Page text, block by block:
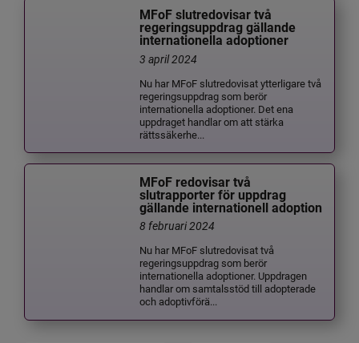
MFoF slutredovisar två
regeringsuppdrag gällande
internationella adoptioner
3 april 2024
Nu har MFoF slutredovisat ytterligare två
regeringsuppdrag som berör
internationella adoptioner. Det ena
uppdraget handlar om att stärka
rättssäkerhe...
MFoF redovisar två
slutrapporter för uppdrag
gällande internationell adoption
8 februari 2024
Nu har MFoF slutredovisat två
regeringsuppdrag som berör
internationella adoptioner. Uppdragen
handlar om samtalsstöd till adopterade
och adoptivförä...